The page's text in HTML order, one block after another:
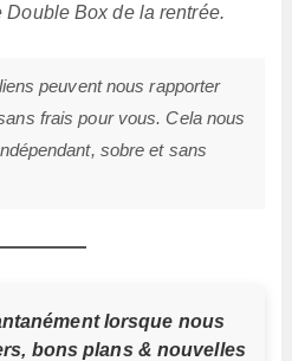
Box de la rentrée.
peuvent nous rapporter
frais pour vous. Cela nous
sobre et sans
lorsque nous
bons plans & nouvelles